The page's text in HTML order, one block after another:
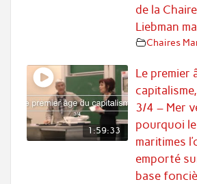
de la
Liebman
Chaires
1:59:33
Le premier
3/4 – Mer
pourquoi
maritimes
emporté
base